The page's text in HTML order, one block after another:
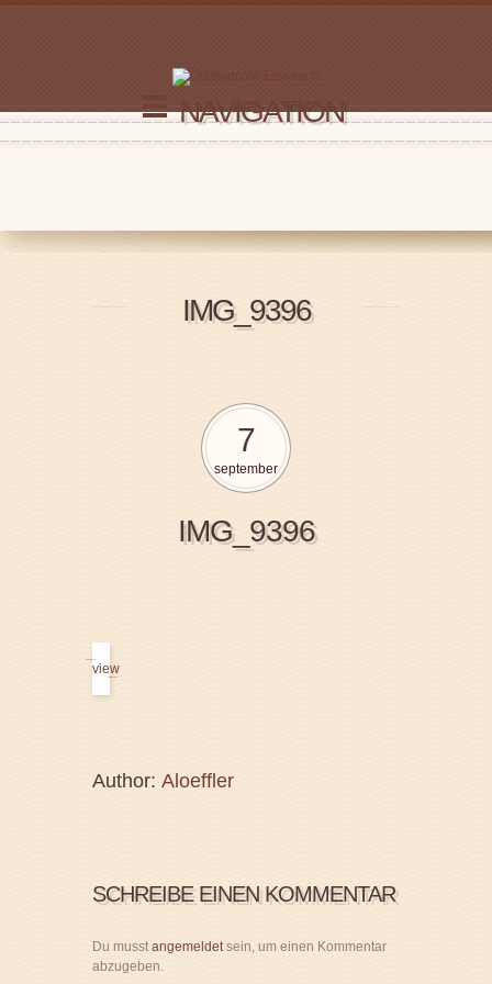
NAVIGATION
IMG_9396
7
september
IMG_9396
view
Author: Aloeffler
SCHREIBE EINEN KOMMENTAR
Du musst angemeldetsein, um einen Kommentar
abzugeben.